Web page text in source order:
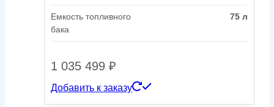
Емкость топливного
бака
75 л
1 035 499 ₽
Добавить к заказу